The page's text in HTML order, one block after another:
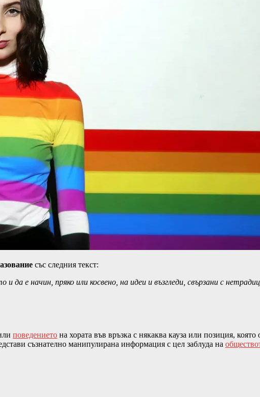
със следния текст:
да е начин, пряко или косвено, на идеи и възгледи, свързани с
поведението на хората във връзка с някаква кауза или позиция, която
съзнателно манипулирана информация с цел заблуда на